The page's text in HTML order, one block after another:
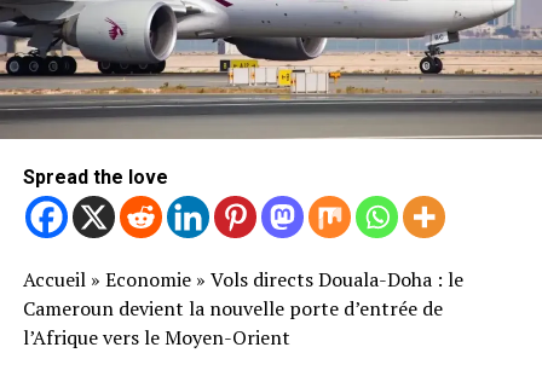
Spread the love
Accueil» Economie» Vols directs Douala-Doha : le
Cameroun devient la nouvelle porte d’entrée de
l’Afrique vers le Moyen-Orient